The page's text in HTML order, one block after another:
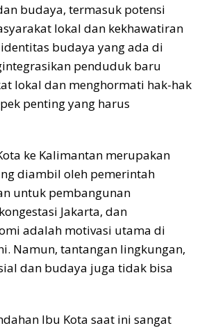
budaya, termasuk potensi
lokal dan kekhawatiran
budaya yang ada di
penduduk baru
lokal dan menghormati hak-hak
penting yang harus
ke Kalimantan merupakan
diambil oleh pemerintah
untuk pembangunan
Jakarta, dan
adalah motivasi utama di
Namun, tantangan lingkungan,
dan budaya juga tidak bisa
Ibu Kota saat ini sangat